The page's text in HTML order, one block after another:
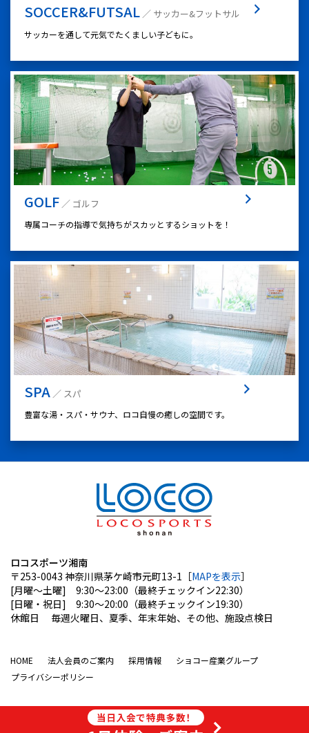
SOCCER&FUTSAL ／ サッカー&フットサル
サッカーを通して元気でたくましい子どもに。
GOLF ／ ゴルフ
専属コーチの指導で気持ちがスカッとするショットを！
SPA ／ スパ
豊富な湯・スパ・サウナ、ロコ自慢の癒しの空間です。
ロコスポーツ湘南
〒253-0043 神奈川県茅ケ崎市元町13-1［MAPを表示］
[月曜〜土曜] 9:30〜23:00（最終チェックイン22:30）
[日曜・祝日] 9:30〜20:00（最終チェックイン19:30）
休館日 毎週火曜日、夏季、年末年始、その他、施設点検日
HOME 法人会員のご案内 採用情報
ショコー産業グループ
プライバシーポリシー
© 2026 LOCOSPORTS All Rights Reserved